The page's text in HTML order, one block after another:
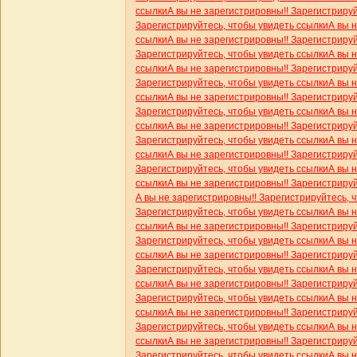
ссылкиА вы не зарегистрировны!!
Зарегистрируйтесь, чтобы увидеть ссылкиА вы
ссылкиА вы не зарегистрировны!!
Зарегистрируйтесь, чтобы увидеть ссылкиА вы
ссылкиА вы не зарегистрировны!!
Зарегистрируйтесь, чтобы увидеть ссылкиА вы
ссылкиА вы не зарегистрировны!!
Зарегистрируйтесь, чтобы увидеть ссылкиА вы
ссылкиА вы не зарегистрировны!!
Зарегистрируйтесь, чтобы увидеть ссылкиА вы
ссылкиА вы не зарегистрировны!!
Зарегистрируйтесь, чтобы увидеть ссылкиА вы
ссылкиА вы не зарегистрировны!!
А вы не зарегистрировны!! Зарегистрируйтесь,
Зарегистрируйтесь, чтобы увидеть ссылкиА вы
ссылкиА вы не зарегистрировны!!
Зарегистрируйтесь, чтобы увидеть ссылкиА вы
ссылкиА вы не зарегистрировны!!
Зарегистрируйтесь, чтобы увидеть ссылкиА вы
ссылкиА вы не зарегистрировны!!
Зарегистрируйтесь, чтобы увидеть ссылкиА вы
ссылкиА вы не зарегистрировны!!
Зарегистрируйтесь, чтобы увидеть ссылкиА вы
ссылкиА вы не зарегистрировны!!